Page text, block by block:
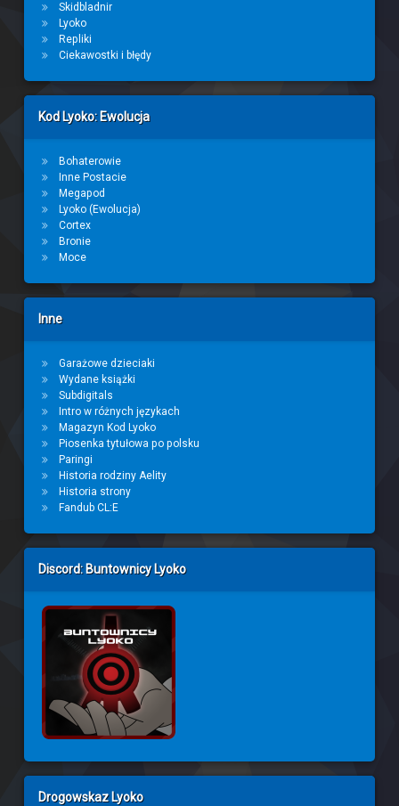
Skidbladnir
Lyoko
Repliki
Ciekawostki i błędy
Kod Lyoko: Ewolucja
Bohaterowie
Inne Postacie
Megapod
Lyoko (Ewolucja)
Cortex
Bronie
Moce
Inne
Garażowe dzieciaki
Wydane książki
Subdigitals
Intro w różnych językach
Magazyn Kod Lyoko
Piosenka tytułowa po polsku
Paringi
Historia rodziny Aelity
Historia strony
Fandub CL:E
Discord: Buntownicy Lyoko
Drogowskaz Lyoko